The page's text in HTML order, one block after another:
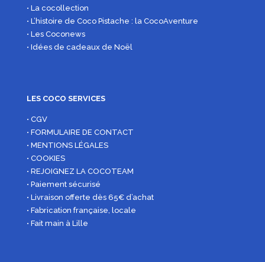
• La cocollection
• L’histoire de Coco Pistache : la CocoAventure
• Les Coconews
• Idées de cadeaux de Noël
LES COCO SERVICES
• CGV
• FORMULAIRE DE CONTACT
• MENTIONS LÉGALES
• COOKIES
• REJOIGNEZ LA COCOTEAM
• Paiement sécurisé
• Livraison offerte dès 65€ d’achat
• Fabrication française, locale
• Fait main à Lille